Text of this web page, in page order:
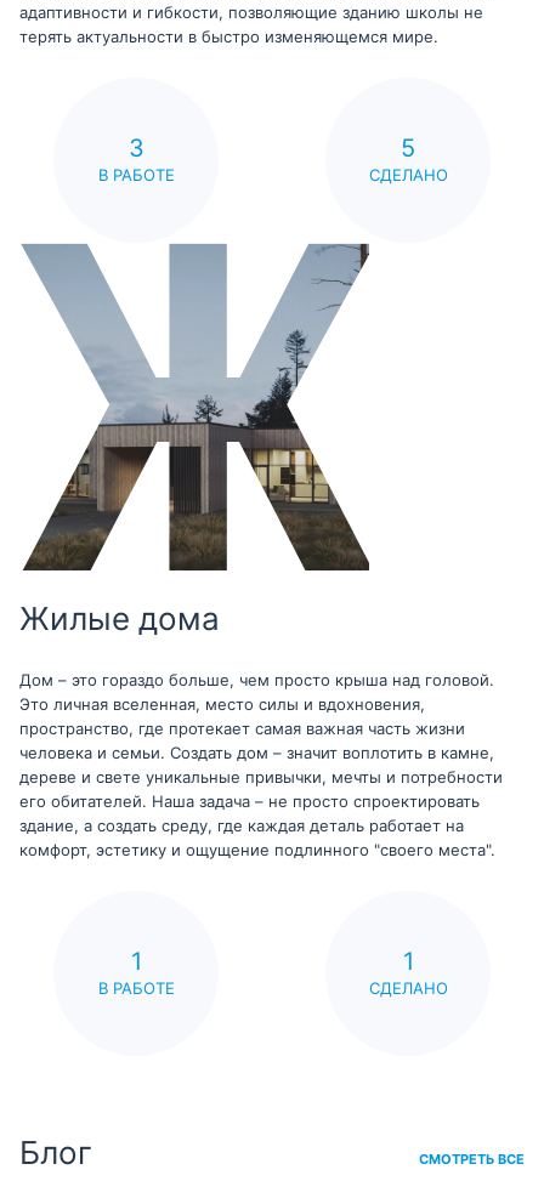
адаптивности и гибкости, позволяющие зданию школы не
терять актуальности в быстро изменяющемся мире.
3
В РАБОТЕ
5
СДЕЛАНО
Жилые дома
Дом – это гораздо больше, чем просто крыша над головой.
Это личная вселенная, место силы и вдохновения,
пространство, где протекает самая важная часть жизни
человека и семьи. Создать дом – значит воплотить в камне,
дереве и свете уникальные привычки, мечты и потребности
его обитателей. Наша задача – не просто спроектировать
здание, а создать среду, где каждая деталь работает на
комфорт, эстетику и ощущение подлинного "своего места".
1
В РАБОТЕ
1
СДЕЛАНО
Блог СМОТРЕТЬ ВСЕ